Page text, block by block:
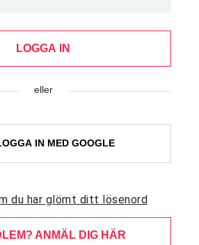
LOGGA IN
eller
IN MED GOOGLE
du har glömt ditt lösenord
ANMÄL DIG HÄR